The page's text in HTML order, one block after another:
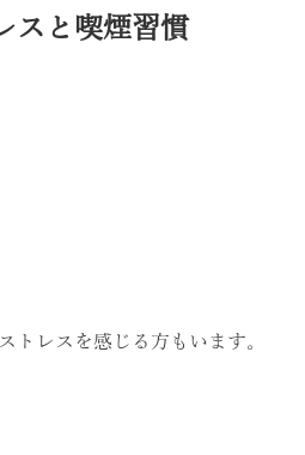
スと喫煙習慣
トレスを感じる方もいます。